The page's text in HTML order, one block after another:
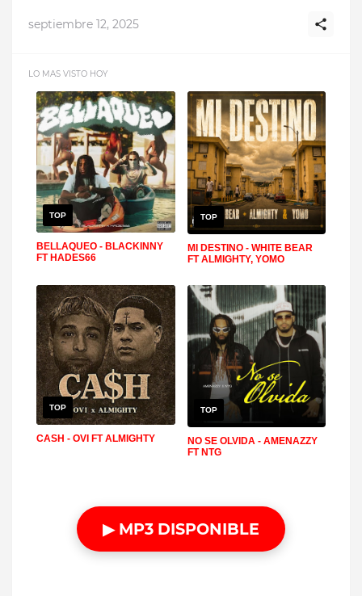
septiembre 12, 2025
LO MAS VISTO HOY
TOP
BELLAQUEO - BLACKINNY
FT HADES66
TOP
MI DESTINO - WHITE BEAR
FT ALMIGHTY, YOMO
TOP
CASH - OVI FT ALMIGHTY
TOP
NO SE OLVIDA - AMENAZZY
FT NTG
▶ MP3 DISPONIBLE